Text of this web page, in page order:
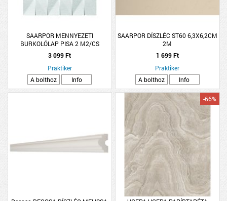
SAARPOR MENNYEZETI
BURKOLÓLAP PISA 2 M2/CS
50X50CM
3 099 Ft
Praktiker
A bolthoz
Info
SAARPOR DÍSZLÉC ST60 6,3X6,2CM
2M
1 699 Ft
Praktiker
A bolthoz
Info
-66%